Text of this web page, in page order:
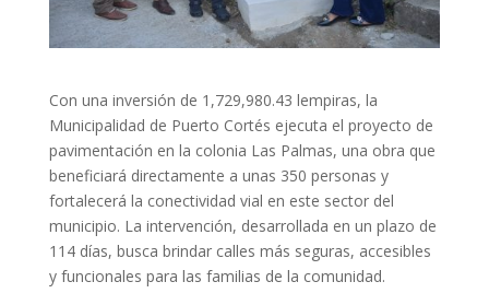
Con una inversión de 1,729,980.43 lempiras, la
Municipalidad de Puerto Cortés ejecuta el proyecto de
pavimentación en la colonia Las Palmas, una obra que
beneficiará directamente a unas 350 personas y
fortalecerá la conectividad vial en este sector del
municipio. La intervención, desarrollada en un plazo de
114 días, busca brindar calles más seguras, accesibles
y funcionales para las familias de la comunidad.